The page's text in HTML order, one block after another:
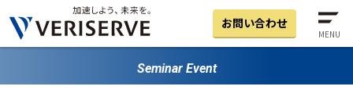
お問い合わせ
MENU
Seminar Event